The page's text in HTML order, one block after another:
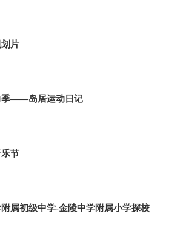
片
季——岛居运动日记
节
属初级中学-金陵中学附属小学探校